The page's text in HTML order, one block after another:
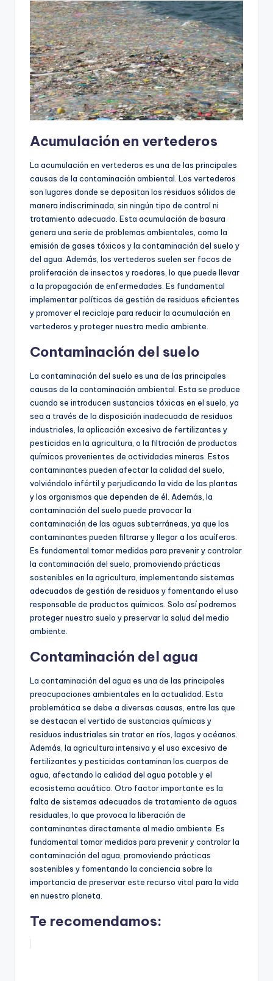
Acumulación en vertederos
La acumulación en vertederos es una de las principales
causas de la contaminación ambiental. Los vertederos
son lugares donde se depositan los residuos sólidos de
manera indiscriminada, sin ningún tipo de control ni
tratamiento adecuado. Esta acumulación de basura
genera una serie de problemas ambientales, como la
emisión de gases tóxicos y la contaminación del suelo y
del agua. Además, los vertederos suelen ser focos de
proliferación de insectos y roedores, lo que puede llevar
a la propagación de enfermedades. Es fundamental
implementar políticas de gestión de residuos eficientes
y promover el reciclaje para reducir la acumulación en
vertederos y proteger nuestro medio ambiente.
Contaminación del suelo
La contaminación del suelo es una de las principales
causas de la contaminación ambiental. Esta se produce
cuando se introducen sustancias tóxicas en el suelo, ya
sea a través de la disposición inadecuada de residuos
industriales, la aplicación excesiva de fertilizantes y
pesticidas en la agricultura, o la filtración de productos
químicos provenientes de actividades mineras. Estos
contaminantes pueden afectar la calidad del suelo,
volviéndolo infértil y perjudicando la vida de las plantas
y los organismos que dependen de él. Además, la
contaminación del suelo puede provocar la
contaminación de las aguas subterráneas, ya que los
contaminantes pueden filtrarse y llegar a los acuíferos.
Es fundamental tomar medidas para prevenir y controlar
la contaminación del suelo, promoviendo prácticas
sostenibles en la agricultura, implementando sistemas
adecuados de gestión de residuos y fomentando el uso
responsable de productos químicos. Solo así podremos
proteger nuestro suelo y preservar la salud del medio
ambiente.
Contaminación del agua
La contaminación del agua es una de las principales
preocupaciones ambientales en la actualidad. Esta
problemática se debe a diversas causas, entre las que
se destacan el vertido de sustancias químicas y
residuos industriales sin tratar en ríos, lagos y océanos.
Además, la agricultura intensiva y el uso excesivo de
fertilizantes y pesticidas contaminan los cuerpos de
agua, afectando la calidad del agua potable y el
ecosistema acuático. Otro factor importante es la
falta de sistemas adecuados de tratamiento de aguas
residuales, lo que provoca la liberación de
contaminantes directamente al medio ambiente. Es
fundamental tomar medidas para prevenir y controlar la
contaminación del agua, promoviendo prácticas
sostenibles y fomentando la conciencia sobre la
importancia de preservar este recurso vital para la vida
en nuestro planeta.
Te recomendamos: